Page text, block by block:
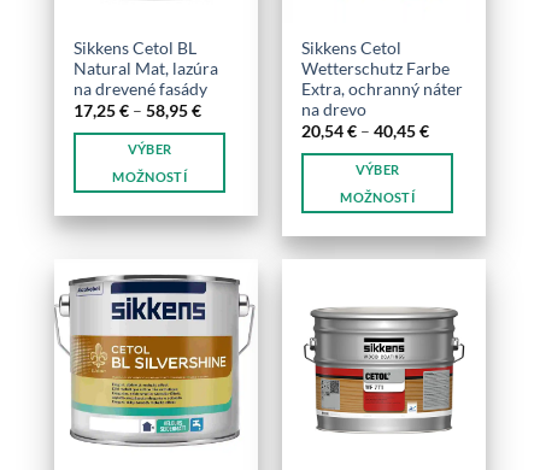
produktu.
produktu.
Sikkens Cetol BL
Natural Mat, lazúra
na drevené fasády
17,25€ – 58,95€Price
17,25 €
VÝBER
MOŽNOSTÍ
produkt
viacero
variantov.
si
môžete
vybrať
na
Sikkens Cetol
Wetterschutz Farbe
Extra, ochranný náter
na drevo
20,54€ – 40,45€Price
20,54 €
VÝBER
MOŽNOSTÍ
produkt
variantov.
Možnosti
môžete
vybrať